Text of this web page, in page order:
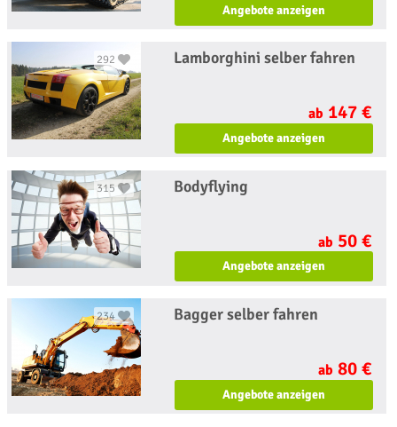
Angebote anzeigen
292 Lamborghini selber fahren
ab 147 €
Angebote anzeigen
315 Bodyflying
ab 50 €
Angebote anzeigen
234 Bagger selber fahren
ab 80 €
Angebote anzeigen